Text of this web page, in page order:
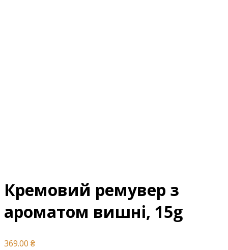
Кремовий ремувер з
ароматом вишні, 15g
369.00 ₴